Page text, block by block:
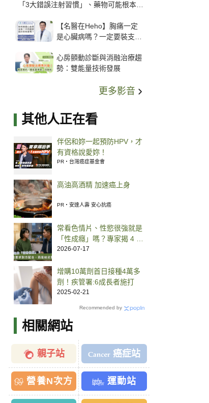
「3大錯誤注射習慣」、藥物可能根本沒
【名醫在Heho】胸痛一定
是心臟病嗎？一定要裝支
解析支架種類、風險與選擇
關鍵
心房顫動診斷與消融治療趨
勢：雙能量技術發展
更多影音
其他人正在看
伴侶和妳一起預防HPV，才
有資格說愛妳！
PR・台灣癌症基金會
高油高酒精 加速癌上身
PR・安達人壽 安心抗癌
常看色情片、性慾很強就是
「性成癮」嗎？專家揭 4 大
判斷特徵
2026-07-17
增購10萬劑首日接種4萬多
劑！疾管署:6成長者施打
2025-02-21
Recommended by
相關網站
親子站 癌症站
營養N次方 運動站